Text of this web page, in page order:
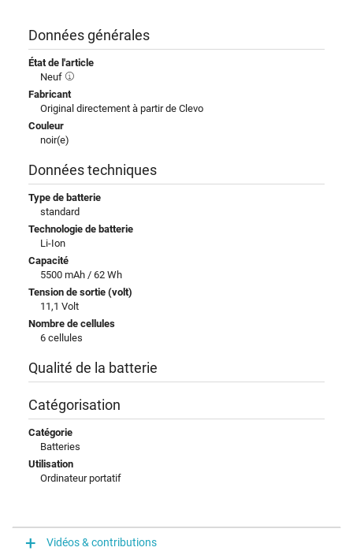
Données générales
État de l'article
Neuf
Fabricant
Original directement à partir de Clevo
Couleur
noir(e)
Données techniques
Type de batterie
standard
Technologie de batterie
Li-Ion
Capacité
5500 mAh / 62 Wh
Tension de sortie (volt)
11,1 Volt
Nombre de cellules
6 cellules
Qualité de la batterie
Catégorisation
Catégorie
Batteries
Utilisation
Ordinateur portatif
Vidéos & contributions